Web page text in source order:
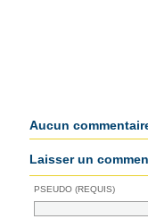
Aucun
Laisser un
PSEUDO (REQUIS)